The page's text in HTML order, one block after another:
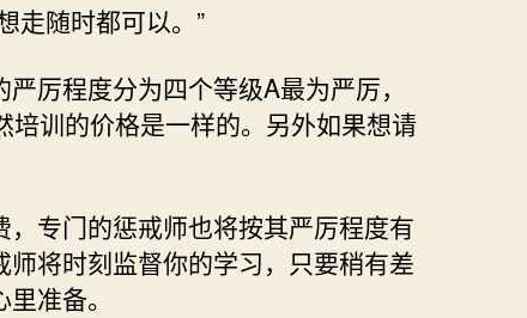
走随时都可以。”
厉程度分为四个等级A最为严厉，
培训的价格是一样的。另外如果想请
专门的惩戒师也将按其严厉程度有
将时刻监督你的学习，只要稍有差
准备。